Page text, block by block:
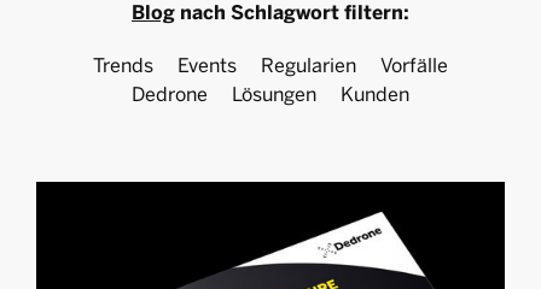
Blog nach Schlagwort filtern:
Trends Events Regularien
Vorfälle
Dedrone
Lösungen Kunden